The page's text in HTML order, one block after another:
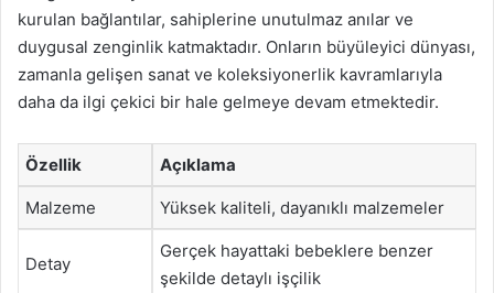
kurulan bağlantılar, sahiplerine unutulmaz anılar ve
duygusal zenginlik katmaktadır. Onların büyüleyici dünyası,
zamanla gelişen sanat ve koleksiyonerlik kavramlarıyla
daha da ilgi çekici bir hale gelmeye devam etmektedir.
Özellik Açıklama
Malzeme Yüksek kaliteli, dayanıklı malzemeler
Detay
Gerçek hayattaki bebeklere benzer
şekilde detaylı işçilik